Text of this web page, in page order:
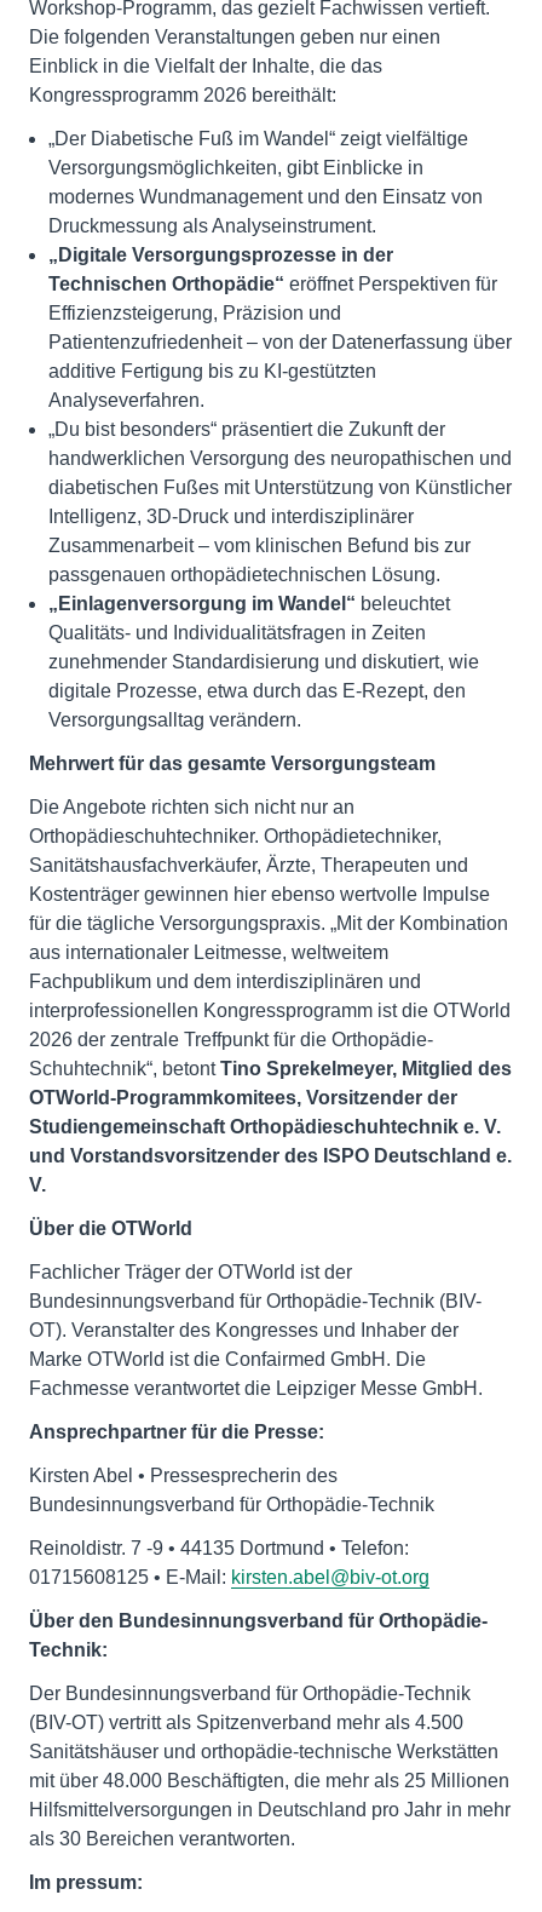
Workshop-Programm, das gezielt Fachwissen vertieft.
Die folgenden Veranstaltungen geben nur einen
Einblick in die Vielfalt der Inhalte, die das
Kongressprogramm 2026 bereithält:
„Der Diabetische Fuß im Wandel“ zeigt vielfältige
Versorgungsmöglichkeiten, gibt Einblicke in
modernes Wundmanagement und den Einsatz von
Druckmessung als Analyseinstrument.
„Digitale Versorgungsprozesse in der
Technischen Orthopädie“ eröffnet Perspektiven für
Effizienzsteigerung, Präzision und
Patientenzufriedenheit – von der Datenerfassung über
additive Fertigung bis zu KI-gestützten
Analyseverfahren.
„Du bist besonders“ präsentiert die Zukunft der
handwerklichen Versorgung des neuropathischen und
diabetischen Fußes mit Unterstützung von Künstlicher
Intelligenz, 3D-Druck und interdisziplinärer
Zusammenarbeit – vom klinischen Befund bis zur
passgenauen orthopädietechnischen Lösung.
„Einlagenversorgung im Wandel“ beleuchtet
Qualitäts- und Individualitätsfragen in Zeiten
zunehmender Standardisierung und diskutiert, wie
digitale Prozesse, etwa durch das E-Rezept, den
Versorgungsalltag verändern.
Mehrwert für das gesamte Versorgungsteam
Die Angebote richten sich nicht nur an
Orthopädieschuhtechniker. Orthopädietechniker,
Sanitätshausfachverkäufer, Ärzte, Therapeuten und
Kostenträger gewinnen hier ebenso wertvolle Impulse
für die tägliche Versorgungspraxis. „Mit der Kombination
aus internationaler Leitmesse, weltweitem
Fachpublikum und dem interdisziplinären und
interprofessionellen Kongressprogramm ist die OTWorld
2026 der zentrale Treffpunkt für die Orthopädie-
Schuhtechnik“, betontTino Sprekelmeyer, Mitglied des
OTWorld-Programmkomitees, Vorsitzender der
Studiengemeinschaft Orthopädieschuhtechnik e. V.
und Vorstandsvorsitzender des ISPO Deutschland e.
V.
Über die OTWorld
Fachlicher Träger der OTWorld ist der
Bundesinnungsverband für Orthopädie-Technik (BIV-
OT). Veranstalter des Kongresses und Inhaber der
Marke OTWorld ist die Confairmed GmbH. Die
Fachmesse verantwortet die Leipziger Messe GmbH.
Ansprechpartner für die Presse:
Kirsten Abel • Pressesprecherin des
Bundesinnungsverband für Orthopädie-Technik
Reinoldistr. 7 -9 • 44135 Dortmund • Telefon:
01715608125 • E-Mail: kirsten.abel@biv-ot.org
Über den Bundesinnungsverband für Orthopädie-
Technik:
Der Bundesinnungsverband für Orthopädie-Technik
(BIV-OT) vertritt als Spitzenverband mehr als 4.500
Sanitätshäuser und orthopädie-technische Werkstätten
mit über 48.000 Beschäftigten, die mehr als 25 Millionen
Hilfsmittelversorgungen in Deutschland pro Jahr in mehr
als 30 Bereichen verantworten.
Im pressum: